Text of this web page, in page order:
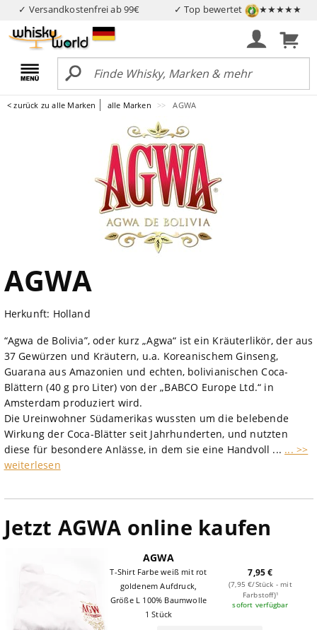
✓ Versandkostenfrei ab 99€ ✓ Top bewertet ★★★★★
< zurück zu alle Marken alle Marken AGWA
AGWA
Herkunft: Holland
“Agwa de Bolivia”, oder kurz „Agwa“ ist ein Kräuterlikör, der aus
37 Gewürzen und Kräutern, u.a. Koreanischem Ginseng,
Guarana aus Amazonien und echten, bolivianischen Coca-
Blättern (40 g pro Liter) von der „BABCO Europe Ltd.“ in
Amsterdam produziert wird.
Die Ureinwohner Südamerikas wussten um die belebende
Wirkung der Coca-Blätter seit Jahrhunderten, und nutzten
diese für besondere Anlässe, in dem sie eine Handvoll ... ... >>
weiterlesen
Jetzt AGWA online kaufen
AGWA
T-Shirt Farbe weiß mit rot
goldenem Aufdruck,
Größe L 100% Baumwolle
1 Stück
7,95 €
(7,95 €/Stück - mit
Farbstoff)¹
sofort verfügbar